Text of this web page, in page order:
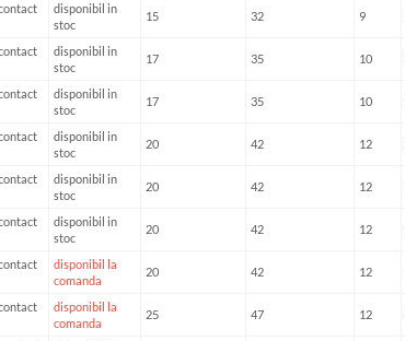
disponibil in
stoc
15 32 9
disponibil in
stoc
17 35 10
disponibil in
stoc
17 35 10
disponibil in
stoc
20 42 12
disponibil in
stoc
20 42 12
disponibil in
stoc
20 42 12
disponibil la
comanda
20 42 12
disponibil la
comanda
25 47 12